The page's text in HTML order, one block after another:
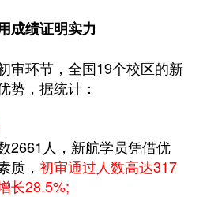
绩证明实力
环节，全国19个校区的新
势，据统计：
人，新航学员凭借优
质， 初审通过人数高达317
长28.5%;